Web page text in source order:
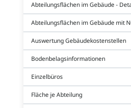
Abteilungsflächen im Gebäude -
Abteilungsflächen im Gebäude mit
Auswertung Gebäudekostenstellen
Bodenbelagsinformationen
Einzelbüros
Fläche je Abteilung